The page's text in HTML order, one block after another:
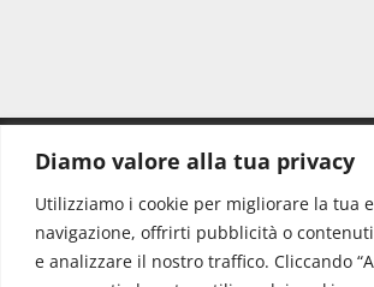
Diamo valore alla tua privacy
Utilizziamo i cookie per migliorare la tua
navigazione, offrirti pubblicità o
e analizzare il nostro traffico. Cliccando
Redazione:
Direttore: